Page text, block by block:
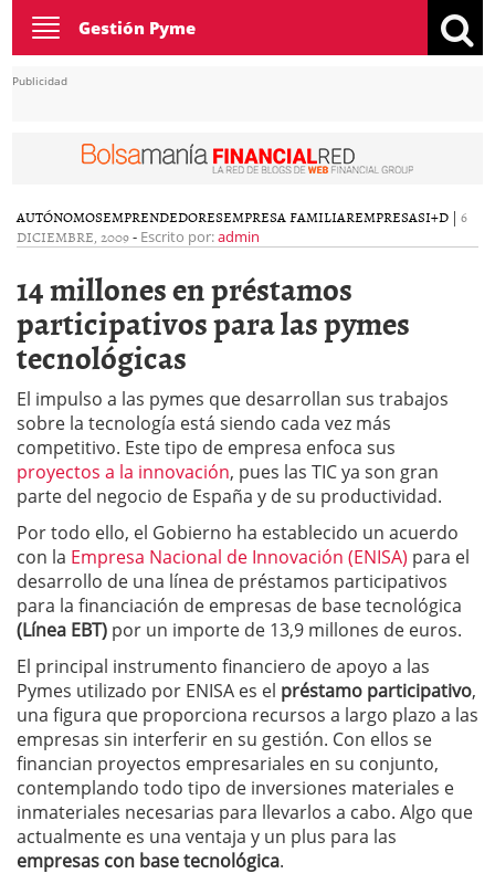
Toggle
navigation
Gestión Pyme
Publicidad
AUTÓNOMOSEMPRENDEDORESEMPRESA FAMILIAREMPRESASI+D | 6
DICIEMBRE, 2009- Escrito por:admin
14 millones en préstamos
participativos para las pymes
tecnológicas
El impulso a las pymes que desarrollan sus trabajos
sobre la tecnología está siendo cada vez más
competitivo. Este tipo de empresa enfoca sus
proyectos a la innovación, pues las TIC ya son gran
parte del negocio de España y de su productividad.
Por todo ello, el Gobierno ha establecido un acuerdo
con la Empresa Nacional de Innovación (ENISA) para el
desarrollo de una línea de préstamos participativos
para la financiación de empresas de base tecnológica
(Línea EBT) por un importe de 13,9 millones de euros.
El principal instrumento financiero de apoyo a las
Pymes utilizado por ENISA es el préstamo participativo,
una figura que proporciona recursos a largo plazo a las
empresas sin interferir en su gestión. Con ellos se
financian proyectos empresariales en su conjunto,
contemplando todo tipo de inversiones materiales e
inmateriales necesarias para llevarlos a cabo. Algo que
actualmente es una ventaja y un plus para las
empresas con base tecnológica.